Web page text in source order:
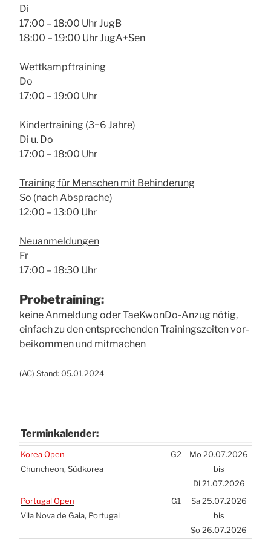
Di
17:00 – 18:00 Uhr JugB
18:00 – 19:00 Uhr JugA+Sen
Wett­kampf­trai­ning
Do
17:00 – 19:00 Uhr
Kin­der­trai­ning (3−6 Jah­re)
Di u. Do
17:00 – 18:00 Uhr
Trai­ning für Men­schen mit Behin­de­rung
So (nach Abspra­che)
12:00 – 13:00 Uhr
Neu­an­mel­dun­gen
Fr
17:00 – 18:30 Uhr
Pro­be­trai­ning:
kei­ne Anmel­dung oder Tae­Kwon­Do-Anzug nötig,
ein­fach zu den ent­spre­chen­den Trai­nings­zei­ten vor­
bei­kom­men und mit­ma­chen
(AC) Stand: 05.01.2024
Ter­min­ka­len­der:
Ter­min­ka­len­der:
Korea Open
Chun­che­on, Süd­ko­rea
G2
Mo 20.07.2026
bis
Di 21.07.2026
Por­tu­gal Open
Vila Nova de Gaia, Por­tu­gal
G1
Sa 25.07.2026
bis
So 26.07.2026